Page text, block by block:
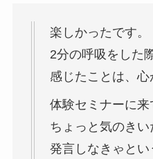
楽しかったです。
2分の呼吸をした
感じたことは、心
体験セミナーに来
ちょっと気のき
発言しなきゃとい